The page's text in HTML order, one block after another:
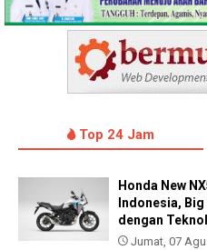
Top 24 Jam
Honda New
Indonesia,
dengan
Jumat, 07